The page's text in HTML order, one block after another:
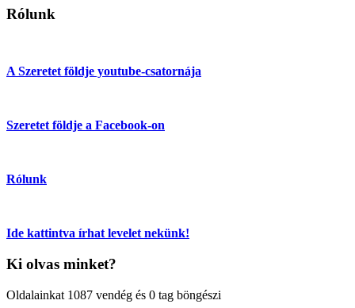
Rólunk
A Szeretet földje youtube-csatornája
Szeretet földje a Facebook-on
Rólunk
Ide kattintva írhat levelet nekünk!
Ki olvas minket?
Oldalainkat 1087 vendég és 0 tag böngészi